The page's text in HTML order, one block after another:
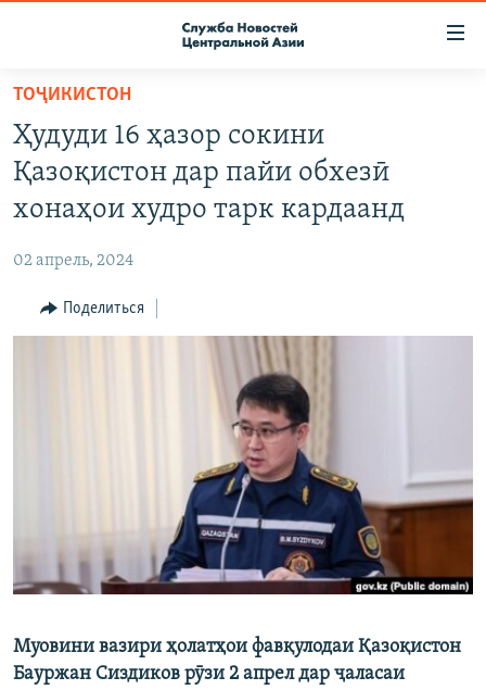
Вернуться
основному
содержанию
главной
навигации
Вернутся
ПОДПИСКА
НАСТОЯЩЕЕ ВРЕМЯ
МИГРАНТ МЕДИА
ТОҶИКИСТОН
Ҳудуди 16 ҳазор сокини
Қазоқистон дар пайи обхезӣ
хонаҳои худро тарк кардаанд
02 апрель, 2024
Поделиться
Муовини вазири ҳолатҳои фавқулодаи Қазоқистон
Бауржан Сиздиков рӯзи 2 апрел дар ҷаласаи